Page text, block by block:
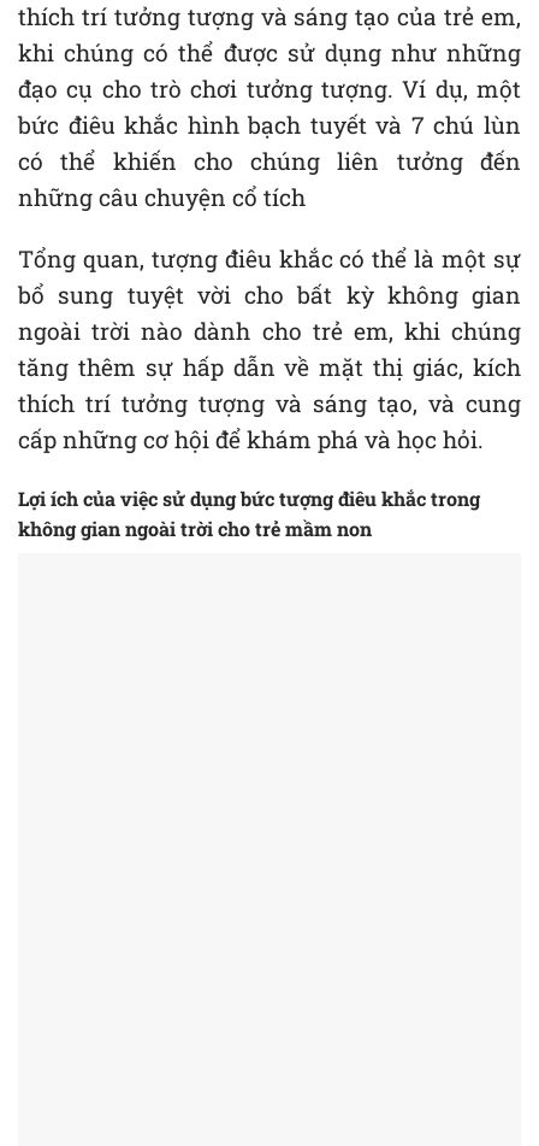
thích trí tưởng tượng và sáng tạo của trẻ em,
khi chúng có thể được sử dụng như những
đạo cụ cho trò chơi tưởng tượng. Ví dụ, một
bức điêu khắc hình bạch tuyết và 7 chú lùn
có thể khiến cho chúng liên tưởng đến
những câu chuyện cổ tích
Tổng quan, tượng điêu khắc có thể là một sự
bổ sung tuyệt vời cho bất kỳ không gian
ngoài trời nào dành cho trẻ em, khi chúng
tăng thêm sự hấp dẫn về mặt thị giác, kích
thích trí tưởng tượng và sáng tạo, và cung
cấp những cơ hội để khám phá và học hỏi.
Lợi ích của việc sử dụng bức tượng điêu khắc trong
không gian ngoài trời cho trẻ mầm non